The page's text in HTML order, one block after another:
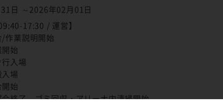
日 ～2026年02月01日
17:30 / 運営】
業説明開始
始
入場
場
始
終了、ゴミ回収・アリーナ内清掃開始